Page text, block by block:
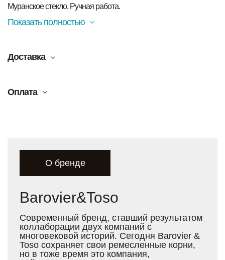
В чём заключается уникальность:
✔ Ручная работа венецианских мастеров (технология,
лепесткам "парить" в воздухе
Идеально для:
Муранское стекло. Ручная работа.
Показать полностью
Доставка
Оплата
О бренде
Barovier&Toso
Современный бренд, ставший результатом
коллаборации двух компаний с
многовековой историй. Сегодня Barovier &
Toso сохраняет свои ремесленные корни,
но в тоже время это компания,